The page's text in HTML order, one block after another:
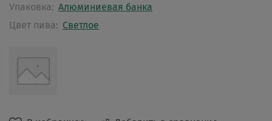
Упаковка: Алюминиевая банка
Цвет пива: Светлое